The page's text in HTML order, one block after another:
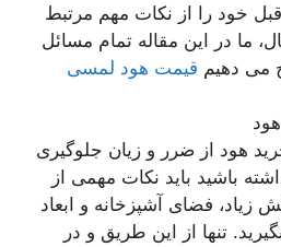
قبل خود را از نکات مهم مرتبط
ما در این مقاله تمام مسائل
می دهیم قیمت هود لمسی
هود از ضرر و زیان جلوگیری
باشید باید نکات مهمی از
فضای آشپزخانه و ابعاد
تنها از این طریق و در